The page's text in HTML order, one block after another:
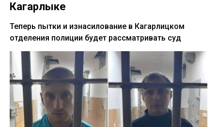
Кагарлыке
Теперь пытки и изнасилование в Кагарлицком
отделения полиции будет рассматривать суд